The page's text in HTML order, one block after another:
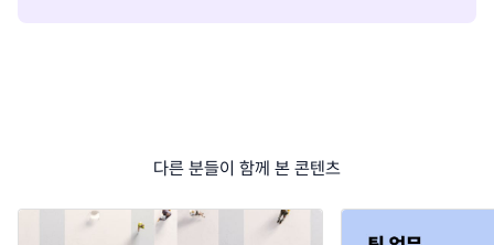
다른 분들이 함께 본 콘텐츠